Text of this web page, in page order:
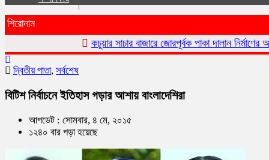
শিরোনাম
কচুয়ার সাচার বাজারে জোরপূর্বক পাকা দালান নির্মাণের অভিযোগ
দ্বিতীয় পাতা, সর্বশেষ
বিটিশ নির্বাচনে ইতিহাস গড়ার আশায় বাংলাদেশিরা
আপডেট : সোমবার, ৪ মে, ২০১৫
১২৪০ বার পড়া হয়েছে